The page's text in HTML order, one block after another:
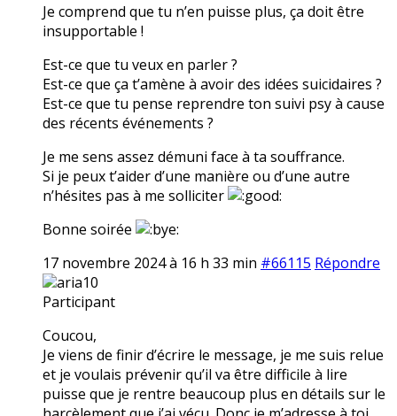
Je comprend que tu n’en puisse plus, ça doit être
insupportable !
Est-ce que tu veux en parler ?
Est-ce que ça t’amène à avoir des idées suicidaires ?
Est-ce que tu pense reprendre ton suivi psy à cause
des récents événements ?
Je me sens assez démuni face à ta souffrance.
Si je peux t’aider d’une manière ou d’une autre
n’hésites pas à me solliciter
Bonne soirée
17 novembre 2024 à 16 h 33 min #66115 Répondre
aria10
Participant
Coucou,
Je viens de finir d’écrire le message, je me suis relue
et je voulais prévenir qu’il va être difficile à lire
puisse que je rentre beaucoup plus en détails sur le